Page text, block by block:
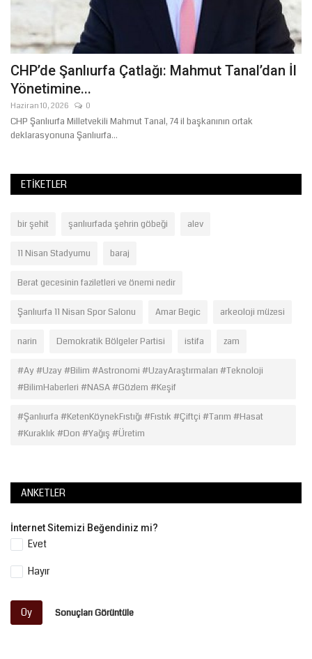
CHP’de Şanlıurfa Çatlağı: Mahmut Tanal’dan İl
Yönetimine...
Haziran 10, 2026 0
CHP Şanlıurfa Milletvekili Mahmut Tanal, 74 il başkanının ortak
deklarasyonuna Şanlıurfa...
ETIKETLER
bir şehit şanlıurfada şehrin göbeği alev
11 Nisan Stadyumu baraj
Berat gecesinin faziletleri ve önemi nedir
Şanlıurfa 11 Nisan Spor Salonu Amar Begic arkeoloji müzesi
narin Demokratik Bölgeler Partisi istifa zam
#Ay #Uzay #Bilim #Astronomi #UzayAraştırmaları #Teknoloji
#BilimHaberleri #NASA #Gözlem #Keşif
#Şanlıurfa #KetenKöynekFıstığı #Fıstık #Çiftçi #Tarım #Hasat
#Kuraklık #Don #Yağış #Üretim
ANKETLER
İnternet Sitemizi Beğendiniz mi?
Evet
Hayır
Oy Sonuçları Görüntüle